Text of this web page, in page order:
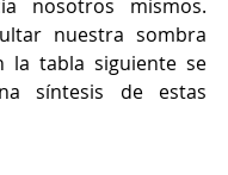
nosotros mismos.
nuestra sombra
la tabla siguiente se
síntesis de estas